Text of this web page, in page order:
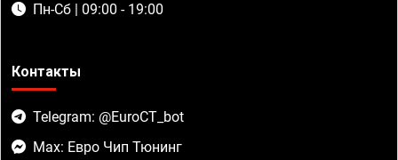
Пн-Сб | 09:00 - 19:00
Контакты
Telegram: @EuroCT_bot
Max: Евро Чип Тюнинг